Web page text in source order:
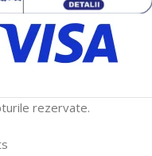
rezervate.